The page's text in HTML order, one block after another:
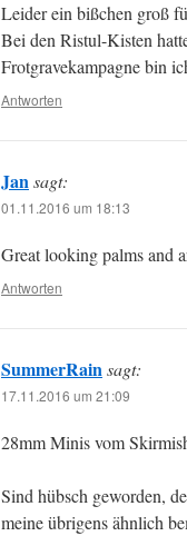
Leider ein bißchen groß
Bei den Ristul-Kisten
Frotgravekampagne bin
Antworten
Jansagt:
01.11.2016 um 18:13
Great looking palms and
Antworten
SummerRainsagt:
17.11.2016 um 21:09
28mm Minis vom
Sind hübsch geworden,
meine übrigens ähnlich